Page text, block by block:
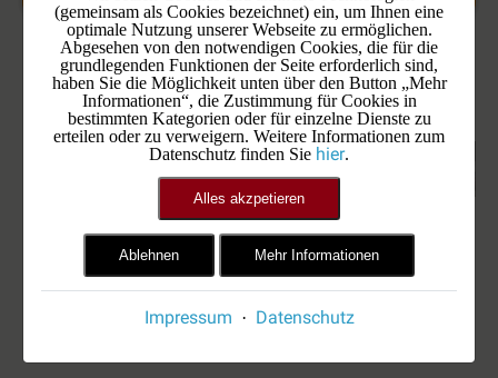
(gemeinsam als Cookies bezeichnet) ein, um Ihnen eine
optimale Nutzung unserer Webseite zu ermöglichen.
Abgesehen von den notwendigen Cookies, die für die
grundlegenden Funktionen der Seite erforderlich sind,
haben Sie die Möglichkeit unten über den Button „Mehr
Informationen“, die Zustimmung für Cookies in
bestimmten Kategorien oder für einzelne Dienste zu
erteilen oder zu verweigern. Weitere Informationen zum
Datenschutz finden Sie hier.
Alles akzpetieren
Ablehnen Mehr Informationen
Impressum · Datenschutz